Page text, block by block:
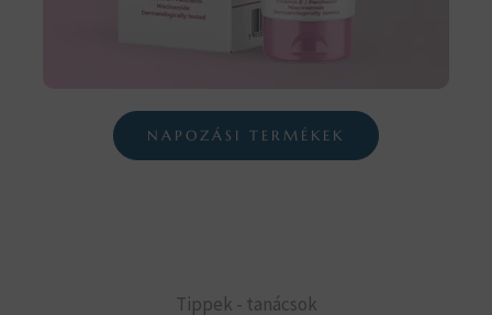
NAPOZÁSI TERMÉKEK
Tippek - tanácsok